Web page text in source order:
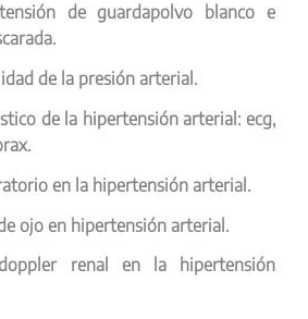
de guardapolvo blanco e
de la presión arterial.
de la hipertensión arterial: ecg,
en la hipertensión arterial.
ojo en hipertensión arterial.
renal en la hipertensión